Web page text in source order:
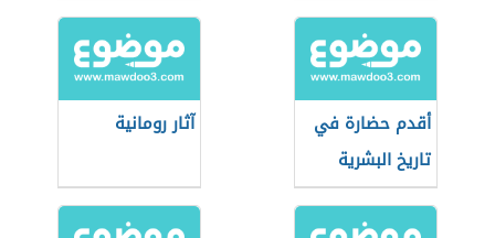
أقدم حضارة في
تاريخ البشرية
آثار رومانية